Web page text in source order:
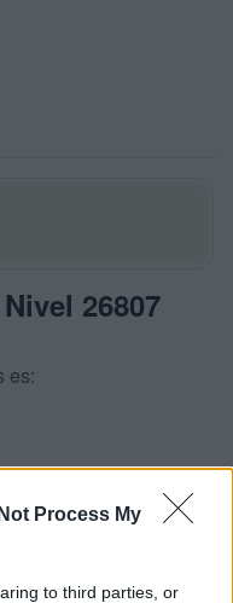
Process My
to third parties, or
26807
es: